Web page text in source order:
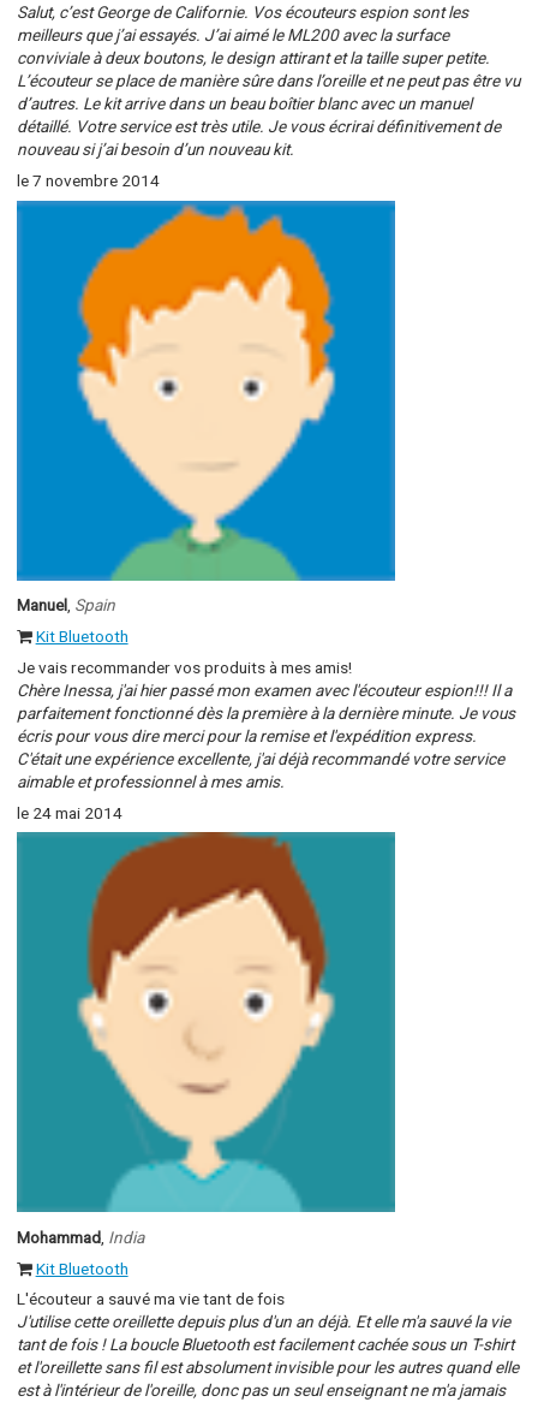
Salut, c’est George de Californie. Vos écouteurs espion sont les
meilleurs que j’ai essayés. J’ai aimé le ML200 avec la surface
conviviale à deux boutons, le design attirant et la taille super petite.
L’écouteur se place de manière sûre dans l’oreille et ne peut pas être vu
d’autres. Le kit arrive dans un beau boîtier blanc avec un manuel
détaillé. Votre service est très utile. Je vous écrirai définitivement de
nouveau si j’ai besoin d’un nouveau kit.
le 7 novembre 2014
Manuel, Spain
Kit Bluetooth
Je vais recommander vos produits à mes amis!
Chère Inessa, j'ai hier passé mon examen avec l'écouteur espion!!! Il a
parfaitement fonctionné dès la première à la dernière minute. Je vous
écris pour vous dire merci pour la remise et l'expédition express.
C'était une expérience excellente, j'ai déjà recommandé votre service
aimable et professionnel à mes amis.
le 24 mai 2014
Mohammad, India
Kit Bluetooth
L'écouteur a sauvé ma vie tant de fois
J'utilise cette oreillette depuis plus d'un an déjà. Et elle m'a sauvé la vie
tant de fois ! La boucle Bluetooth est facilement cachée sous un T-shirt
et l'oreillette sans fil est absolument invisible pour les autres quand elle
est à l'intérieur de l'oreille, donc pas un seul enseignant ne m'a jamais